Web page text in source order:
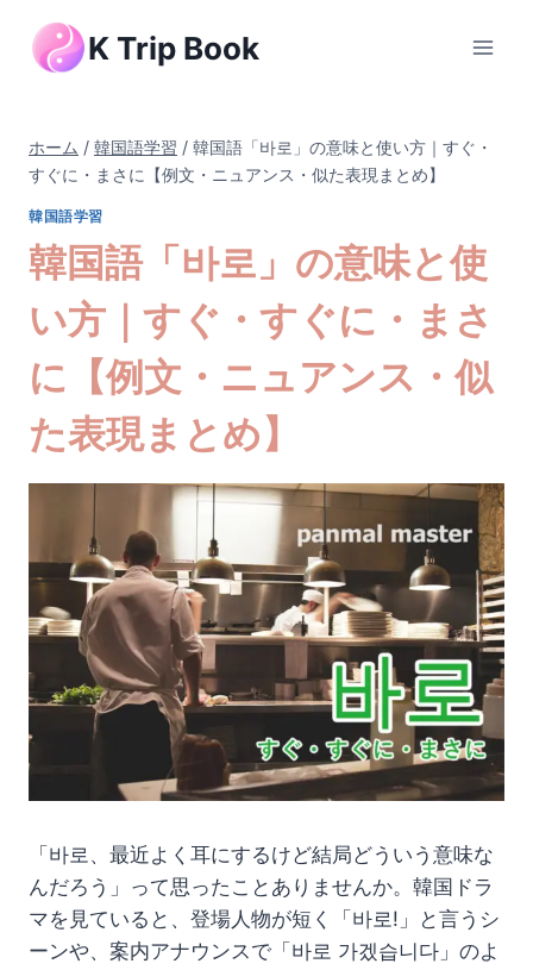
K Trip Book
ホーム / 韓国語学習 / 韓国語「바로」の意味と使い方｜すぐ・
すぐに・まさに【例文・ニュアンス・似た表現まとめ】
韓国語学習
韓国語「바로」の意味と使
い方｜すぐ・すぐに・まさ
に【例文・ニュアンス・似
た表現まとめ】
「바로、最近よく耳にするけど結局どういう意味な
んだろう」って思ったことありませんか。韓国ドラ
マを見ていると、登場人物が短く「바로!」と言うシ
ーンや、案内アナウンスで「바로 가겠습니다」のよ